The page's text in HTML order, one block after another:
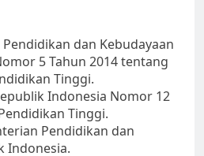
dan Kebudayaan
5 Tahun 2014 tentang
Tinggi.
Indonesia Nomor 12
Tinggi.
Pendidikan dan
Indonesia.